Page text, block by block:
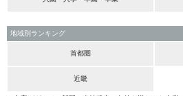
地域別ランキング
首都圏
近畿